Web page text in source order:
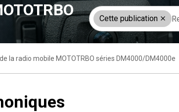
Cette publication
la radio mobile MOTOTRBO séries DM4000/DM4000e